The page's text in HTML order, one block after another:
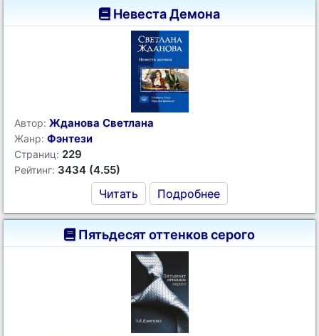
Невеста Демона
Автор: Жданова Светлана
Жанр: Фэнтези
Страниц: 229
Рейтинг: 3434 (4.55)
Читать Подробнее
Пятьдесят оттенков серого